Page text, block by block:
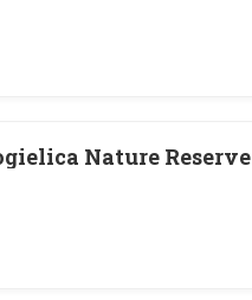
Nature Reserve